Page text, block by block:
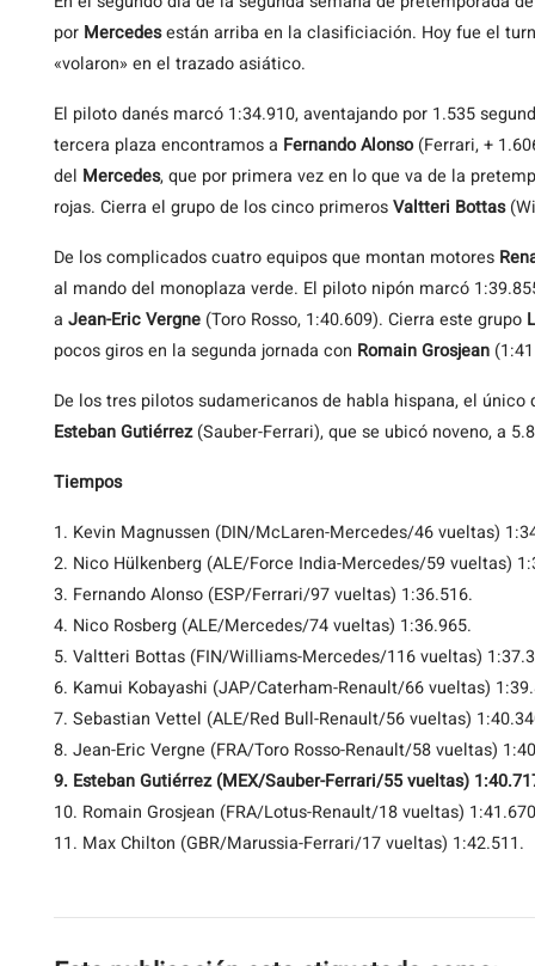
por Mercedesestán arriba en la clasificiación. Hoy fue el
«volaron» en el trazado asiático.
El piloto danés marcó 1:34.910, aventajando por 1.535
tercera plaza encontramos a Fernando Alonso(Ferrari, +
del Mercedes, que por primera vez en lo que va de la
rojas. Cierra el grupo de los cinco primerosValtteri Bottas
De los complicados cuatro equipos que montan motores
al mando del monoplaza verde. El piloto nipón marcó
a Jean-Eric Vergne (Toro Rosso, 1:40.609). Cierra este grupo
pocos giros en la segunda jornada con Romain Grosjean
De los tres pilotos sudamericanos de habla hispana, el
Esteban Gutiérrez(Sauber-Ferrari), que se ubicó noveno, a
Tiempos
1. Kevin Magnussen (DIN/McLaren-Mercedes/46 vueltas)
2. Nico Hülkenberg (ALE/Force India-Mercedes/59 vueltas)
3. Fernando Alonso (ESP/Ferrari/97 vueltas) 1:36.516.
4. Nico Rosberg (ALE/Mercedes/74 vueltas) 1:36.965.
5. Valtteri Bottas (FIN/Williams-Mercedes/116 vueltas)
6. Kamui Kobayashi (JAP/Caterham-Renault/66 vueltas)
7. Sebastian Vettel (ALE/Red Bull-Renault/56 vueltas)
8. Jean-Eric Vergne (FRA/Toro Rosso-Renault/58 vueltas)
9. Esteban Gutiérrez (MEX/Sauber-Ferrari/55 vueltas)
10. Romain Grosjean (FRA/Lotus-Renault/18 vueltas)
11. Max Chilton (GBR/Marussia-Ferrari/17 vueltas) 1:42.511.